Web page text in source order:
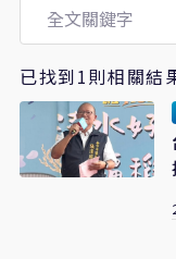
已找到1則相關結